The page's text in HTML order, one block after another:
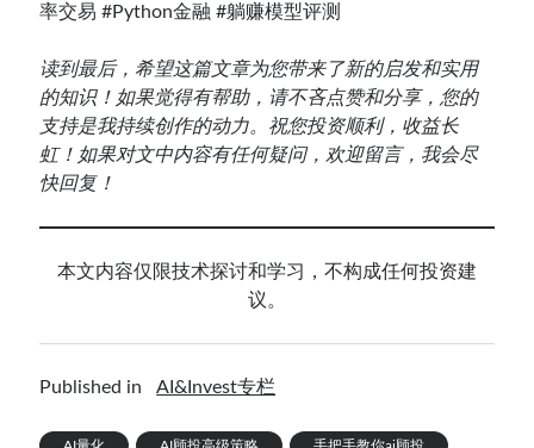
率交易 #Python金融 #躺赚模型评测
读到最后，希望这篇文章为您带来了新的启发和实用
的知识！如果觉得有帮助，请不吝点赞和分享，您的
支持是我持续创作的动力。祝您投资顺利，收益长
虹！如果对文中内容有任何疑问，欢迎留言，我会尽
快回复！
本文内容仅限技术探讨和学习，不构成任何投资建
议。
Published in AI&Invest专栏
AI量化 AI顾投高级策略 手把手教你ai顾投